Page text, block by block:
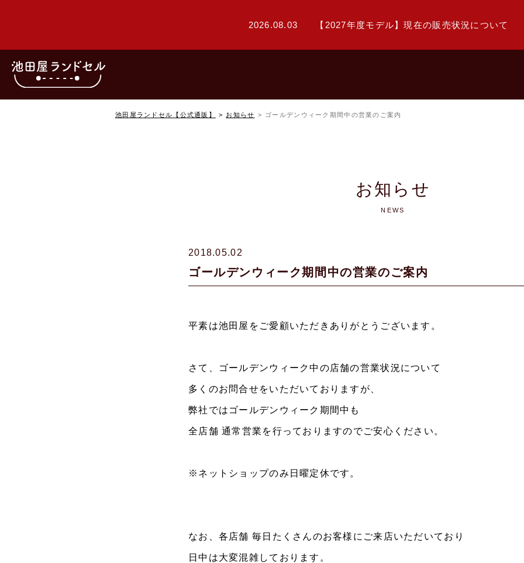
2026.08.03 【2027年度モデル】現在の販売状況について
池田屋ランドセル【公式通販】 お知らせ ゴールデンウィーク期間中の営業のご案内
お知らせ
NEWS
2018.05.02
ゴールデンウィーク期間中の営業のご案内
平素は池田屋をご愛顧いただきありがとうございます。
さて、ゴールデンウィーク中の店舗の営業状況について
多くのお問合せをいただいておりますが、
弊社ではゴールデンウィーク期間中も
全店舗 通常営業を行っておりますのでご安心ください。
※ネットショップのみ日曜定休です。
なお、各店舗 毎日たくさんのお客様にご来店いただいており
日中は大変混雑しております。